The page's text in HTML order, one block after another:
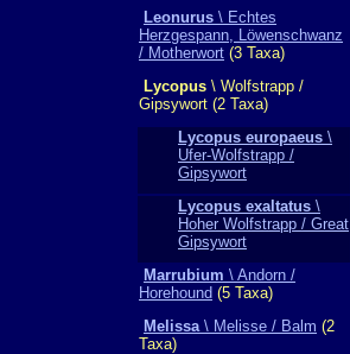
Leonurus \ Echtes
Herzgespann, Löwenschwanz
/ Motherwort (3 Taxa)
Lycopus \ Wolfstrapp /
Gipsywort (2 Taxa)
Lycopus europaeus \
Ufer-Wolfstrapp /
Gipsywort
Lycopus exaltatus \
Hoher Wolfstrapp / Great
Gipsywort
Marrubium \ Andorn /
Horehound (5 Taxa)
Melissa\ Melisse / Balm (2
Taxa)